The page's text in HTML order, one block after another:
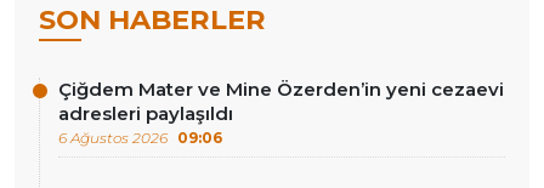
SON HABERLER
Çiğdem Mater ve Mine Özerden’in yeni cezaevi
adresleri paylaşıldı
6 Ağustos 2026 09:06